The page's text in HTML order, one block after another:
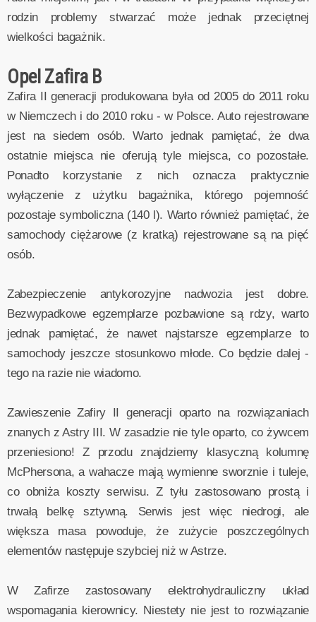
rodzin problemy stwarzać może jednak przeciętnej
wielkości bagażnik.
Opel Zafira B
Zafira II generacji produkowana była od 2005 do 2011 roku
w Niemczech i do 2010 roku - w Polsce. Auto rejestrowane
jest na siedem osób. Warto jednak pamiętać, że dwa
ostatnie miejsca nie oferują tyle miejsca, co pozostałe.
Ponadto korzystanie z nich oznacza praktycznie
wyłączenie z użytku bagażnika, którego pojemność
pozostaje symboliczna (140 l). Warto również pamiętać, że
samochody ciężarowe (z kratką) rejestrowane są na pięć
osób.
Zabezpieczenie antykorozyjne nadwozia jest dobre.
Bezwypadkowe egzemplarze pozbawione są rdzy, warto
jednak pamiętać, że nawet najstarsze egzemplarze to
samochody jeszcze stosunkowo młode. Co będzie dalej -
tego na razie nie wiadomo.
Zawieszenie Zafiry II generacji oparto na rozwiązaniach
znanych z Astry III. W zasadzie nie tyle oparto, co żywcem
przeniesiono! Z przodu znajdziemy klasyczną kolumnę
McPhersona, a wahacze mają wymienne sworznie i tuleje,
co obniża koszty serwisu. Z tyłu zastosowano prostą i
trwałą belkę sztywną. Serwis jest więc niedrogi, ale
większa masa powoduje, że zużycie poszczególnych
elementów następuje szybciej niż w Astrze.
W Zafirze zastosowany elektrohydrauliczny układ
wspomagania kierownicy. Niestety nie jest to rozwiązanie